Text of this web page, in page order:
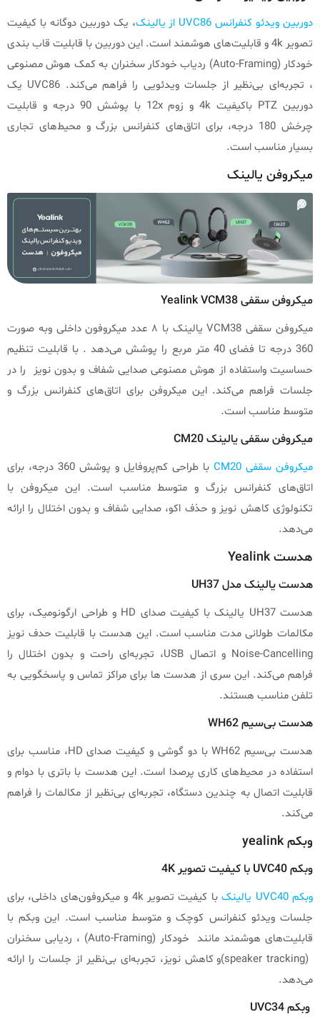
دوربین ویدئو کنفرانس UVC86 از یالینک
، یک دوربین دوگانه با کیفیت
تصویر 4k و قابلیت‌های هوشمند است. این دوربین با قابلیت قاب بندی
خودکار (Auto-Framing) ردیاب خودکار سخنران به کمک هوش مصنوعی
، تجربه‌ای بی‌نظیر از جلسات ویدئویی را فراهم می‌کند. UVC86 یک
دوربین PTZ باکیفیت 4k و زوم 12x با پوشش 90 درجه و قابلیت
چرخش 180 درجه، برای اتاق‌های کنفرانس بزرگ و محیط‌های تجاری
بسیار مناسب است.
میکروفن یالینک
میکروفن سقفی Yealink VCM38
میکروفن سقفی VCM38 یالینک با ۸ عدد میکروفون داخلی وبه صورت
360 درجه تا فضای 40 متر مربع را پوشش می‌دهد . با قابلیت تنظیم
حساسیت واستفاده از هوش مصنوعی صدایی شفاف و بدون نویز را در
جلسات فراهم می‌کند. این میکروفن برای اتاق‌های کنفرانس بزرگ و
متوسط مناسب است.
میکروفن سقفی یالینک CM20
میکروفن سقفی CM20
با طراحی کم‌پروفایل و پوشش 360 درجه، برای
اتاق‌های کنفرانس بزرگ و متوسط مناسب است. این میکروفن با
تکنولوژی کاهش نویز و حذف اکو، صدایی شفاف و بدون اختلال را ارائه
می‌دهد.
هدست Yealink
هدست یالینک مدل UH37
هدست UH37 یالینک با کیفیت صدای HD و طراحی ارگونومیک، برای
مکالمات طولانی مدت مناسب است. این هدست با قابلیت حدف نویز
Noise-Cancelling و اتصال USB، تجربه‌ای راحت و بدون اختلال را
فراهم می‌کند. این سری از هدست ها برای مراکز تماس و پاسخگویی به
تلفن مناسب هستند.
هدست بی‌سیم WH62
هدست بی‌سیم WH62 با دو گوشی و کیفیت صدای HD، مناسب برای
استفاده در محیط‌های کاری پرصدا است. این هدست با باتری با دوام و
قابلیت اتصال به چندین دستگاه، تجربه‌ای بی‌نظیر از مکالمات را فراهم
می‌کند.
وبکم yealink
وبکم UVC40 با کیفیت تصویر 4K
وبکم UVC40 یالینک
با کیفیت تصویر 4k و میکروفون‌های داخلی، برای
جلسات ویدئو کنفرانس کوچک و متوسط مناسب است. این وبکم با
قابلیت‌های هوشمند مانند خودکار (Auto-Framing) ، ردیابی سخنران
(speaker tracking)و کاهش نویز، تجربه‌ای بی‌نظیر از جلسات را ارائه
می‌دهد.
وبکم UVC34